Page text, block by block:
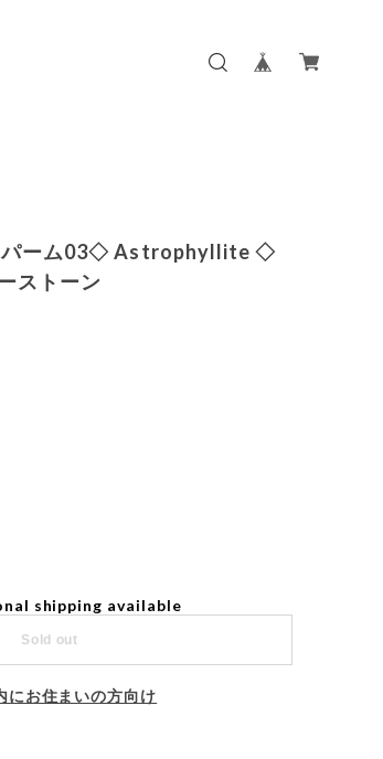
パーム03◇ Astrophyllite ◇
ストーン
shipping available
Sold out
にお住まいの方向け